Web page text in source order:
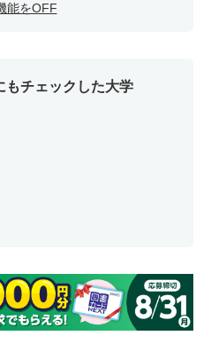
能をOFF
もチェックした大学